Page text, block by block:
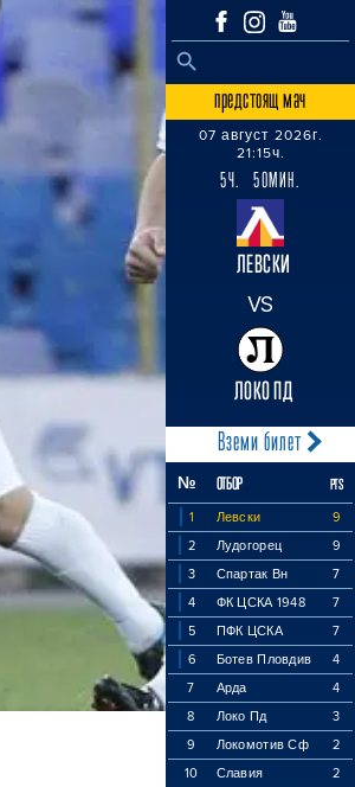
Search
SEARCH BUTTON
предстоящ мач
07 август 2026г.
21:15ч.
5Ч. 50МИН.
ЛЕВСКИ
VS
ЛОКО ПД
Вземи билет
№ ОТБОР PTS
1 Левски
9
2
Лудогорец
9
3
Спартак Вн
7
4
ФК ЦСКА 1948
7
5
ПФК ЦСКА
7
6
Ботев Пловдив
4
7
Арда
4
8
Локо Пд
3
9
Локомотив Сф
2
10
Славия 2